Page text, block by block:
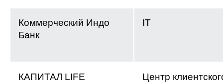
Коммерческий Индо
Банк
IT
КАПИТАЛ LIFE Центр